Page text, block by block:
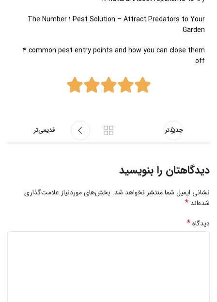
The Number 1 Pest Solution – Attract Predators to Your
Garden
4 common pest entry points and how you can close them
off
جدیدتر قدیمی‌تر
دیدگاهتان را بنویسید
نشانی ایمیل شما منتشر نخواهد شد. بخش‌های موردنیاز علامت‌گذاری
شده‌اند *
دیدگاه*